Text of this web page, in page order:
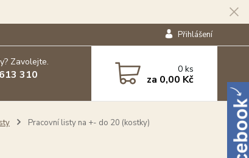
Přihlášení
Zavolejte.
310 0ks
za 0,00 Kč
Pracovní listy na +- do 20 (kostky)